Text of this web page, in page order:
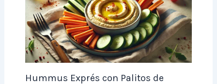
Hummus Exprés con Palitos de